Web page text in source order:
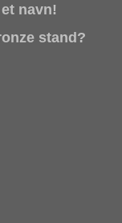
navn!
stand?